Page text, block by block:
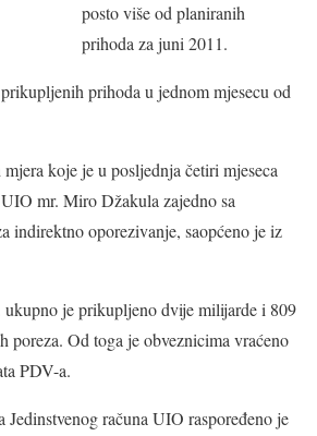
posto više od planiranih
prihoda za juni 2011.
prihoda u jednom mjesecu od
koje je u posljednja četiri mjeseca
mr. Miro Džakula zajedno sa
indirektno oporezivanje, saopćeno je iz
je prikupljeno dvije milijarde i 809
Od toga je obveznicima vraćeno
PDV-a.
računa UIO raspoređeno je